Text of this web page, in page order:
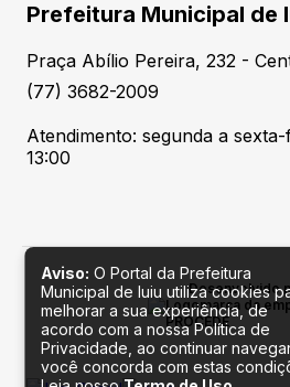
Prefeitura Municipal de
Praça Abílio Pereira, 232 -
(77) 3682-2009
Atendimento: segunda a
13:00
Desenvolvido
Aviso: O Portal da Prefeitura
Municipal de Iuiu utiliza cookies
melhorar a sua experiência, de
acordo com a nossa Política de
Privacidade, ao continuar
você concorda com estas